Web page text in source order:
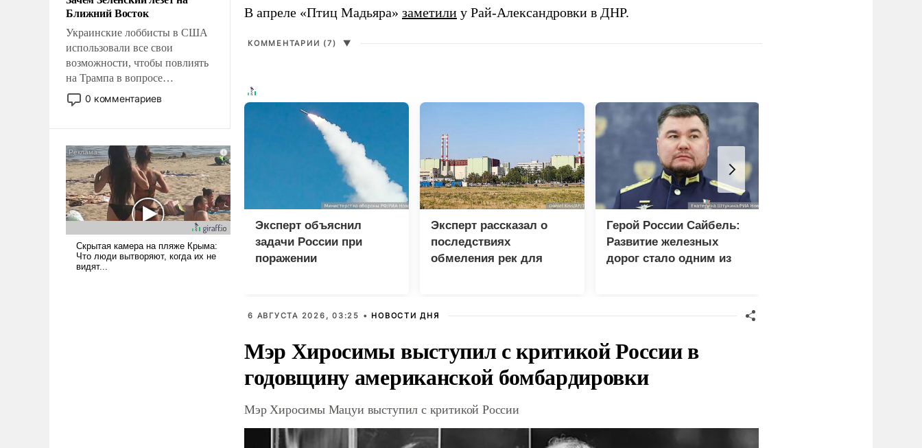
Ближний Восток
Украинские лоббисты в США
использовали все свои
возможности, чтобы повлиять
на Трампа в вопросе
предоставления вооружений
своим нанимателям. Вероятно,
голову мысль: хорошо бы
продемонстрировать, что
Украина вступила в
вооруженное противостояние
с Ираном.
0 комментариев
В апреле «Птиц Мадьяра» заметили у Рай-Александровки в ДНР.
КОММЕНТАРИИ (7) ▼
Эксперт объяснил
задачи России при
поражении
Эксперт рассказал о
последствиях
обмеления рек для
Герой России Сайбель:
Развитие железных
дорог стало одним из
6 АВГУСТА 2026, 03:25 • НОВОСТИ ДНЯ
Мэр Хиросимы выступил с критикой России в
годовщину американской бомбардировки
Мэр Хиросимы Мацуи выступил с критикой России